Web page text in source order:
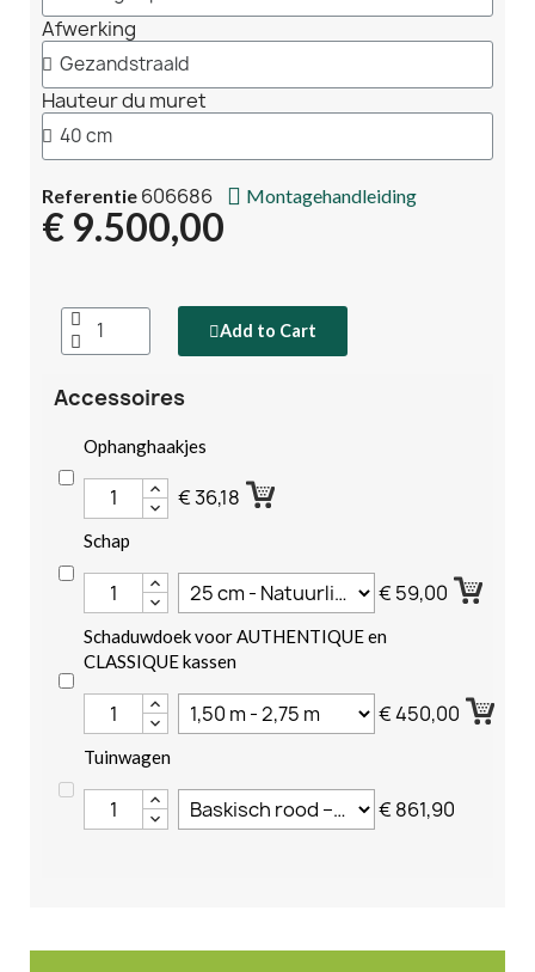
Afwerking
Hauteur du muret
Referentie 606686 Montagehandleiding
€ 9.500,00
Add to Cart
Accessoires
Ophanghaakjes
€ 36,18
Schap
€ 59,00
Schaduwdoek voor AUTHENTIQUE en
CLASSIQUE kassen
€ 450,00
Tuinwagen
€ 861,90